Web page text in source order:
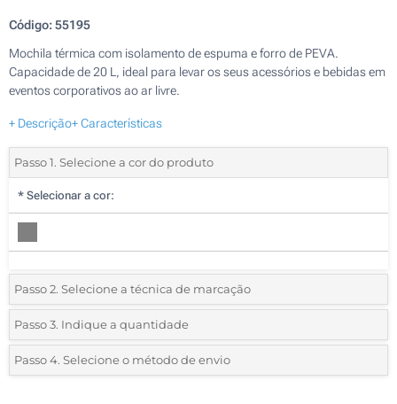
Código:55195
Mochila térmica com isolamento de espuma e forro de PEVA.
Capacidade de 20 L, ideal para levar os seus acessórios e bebidas em
eventos corporativos ao ar livre.
+ Descrição+ Características
Passo 1. Selecione a cor do produto
* Selecionar a cor:
Passo 2. Selecione a técnica de marcação
*Selecione o tipo de marcação e as cores do logotipo:
1 Cor (Num lado)
Passo 3. Indique a quantidade
*Quantidade mínima:5
Passo 4. Selecione o método de envio